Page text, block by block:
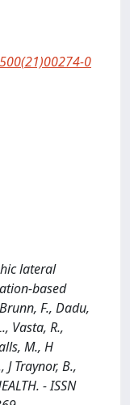
0
lateral
based
F., Dadu,
Vasta, R.,
M., H
Traynor, B.,
- ISSN